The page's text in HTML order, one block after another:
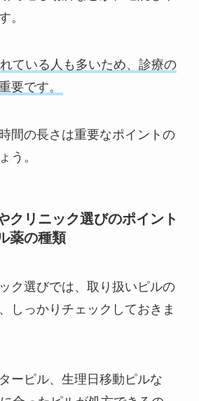
。
ている人も多いため、診療の
要です。
間の長さは重要なポイントの
う。
クリニック選びのポイント
薬の種類
ク選びでは、取り扱いピルの
しっかりチェックしておきま
ーピル、生理日移動ピルな